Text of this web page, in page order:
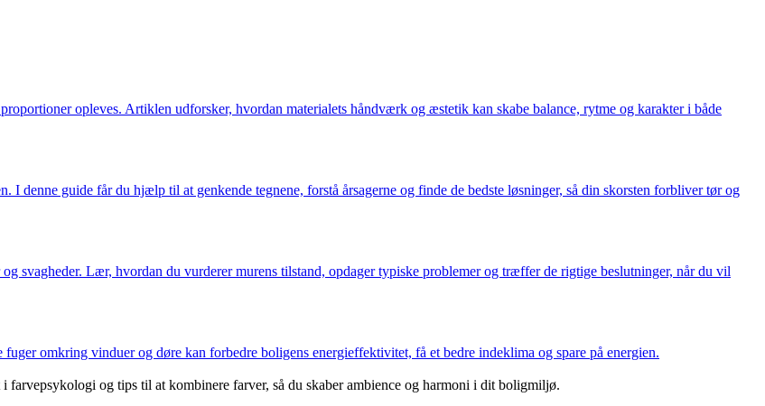
opleves. Artiklen udforsker, hvordan materialets håndværk og æstetik kan skabe balance, rytme og karakter i både
denne guide får du hjælp til at genkende tegnene, forstå årsagerne og finde de bedste løsninger, så din skorsten forbliver tør og
svagheder. Lær, hvordan du vurderer murens tilstand, opdager typiske problemer og træffer de rigtige beslutninger, når du vil
omkring vinduer og døre kan forbedre boligens energieffektivitet, få et bedre indeklima og spare på energien.
og tips til at kombinere farver, så du skaber ambience og harmoni i dit boligmiljø.